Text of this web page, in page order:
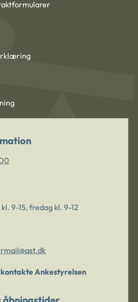
9-15, fredag kl. 9-12
kontakte Ankestyrelsen